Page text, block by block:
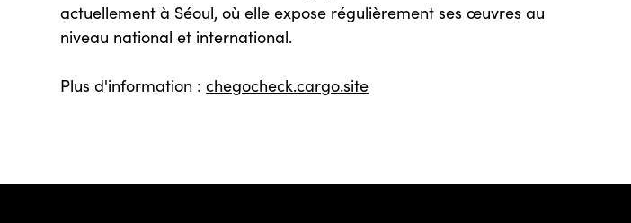
actuellement à Séoul, où elle expose régulièrement ses œuvres au
niveau national et international.
Plus d'information :chegocheck.cargo.site